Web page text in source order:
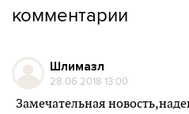
комментарии
Шлимазл
28.06.2018 13:00
Замечательная